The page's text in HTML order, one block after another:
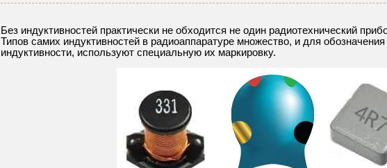
Без индуктивностей практически не обходится не один радиотехнический
Типов самих индуктивностей в радиоаппаратуре множество, и для
индуктивности, используют специальную их маркировку.